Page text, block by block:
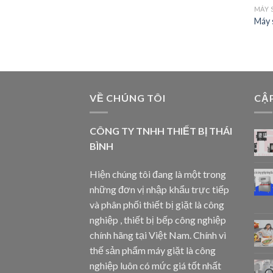
MÁY
Máy
VỀ CHÚNG TÔI
CÔNG TY TNHH THIẾT BỊ THÁI
BÌNH
Hiện chúng tôi đang là một trong
những đơn vị nhập khẩu trực tiếp
và phân phối thiết bị giặt là công
nghiệp , thiết bị bếp công nghiệp
chính hãng tại Việt Nam. Chính vì
thế sản phẩm máy giặt là công
nghiệp luôn có mức giá tốt nhất